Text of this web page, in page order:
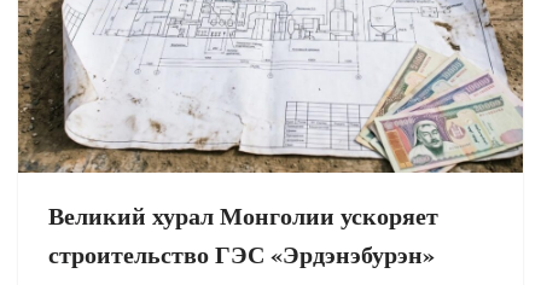
Великий хурал Монголии ускоряет
строительство ГЭС «Эрдэнэбурэн»